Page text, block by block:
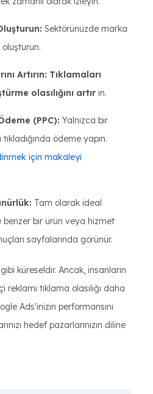
Sektörünüzde marka
oluşturun.
Artırın: Tıklamaları
olasılığını artır ın.
(PPC): Yalnızca bir
tıkladığında ödeme yapın.
için makaleyi
Tam olarak ideal
benzer bir ürün veya hizmet
sayfalarında görünür.
küreseldir. Ancak, insanların
tıklama olasılığı daha
Ads'inizin performansını
hedef pazarlarınızın diline